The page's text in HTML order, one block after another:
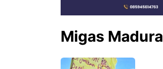
Migas Madura